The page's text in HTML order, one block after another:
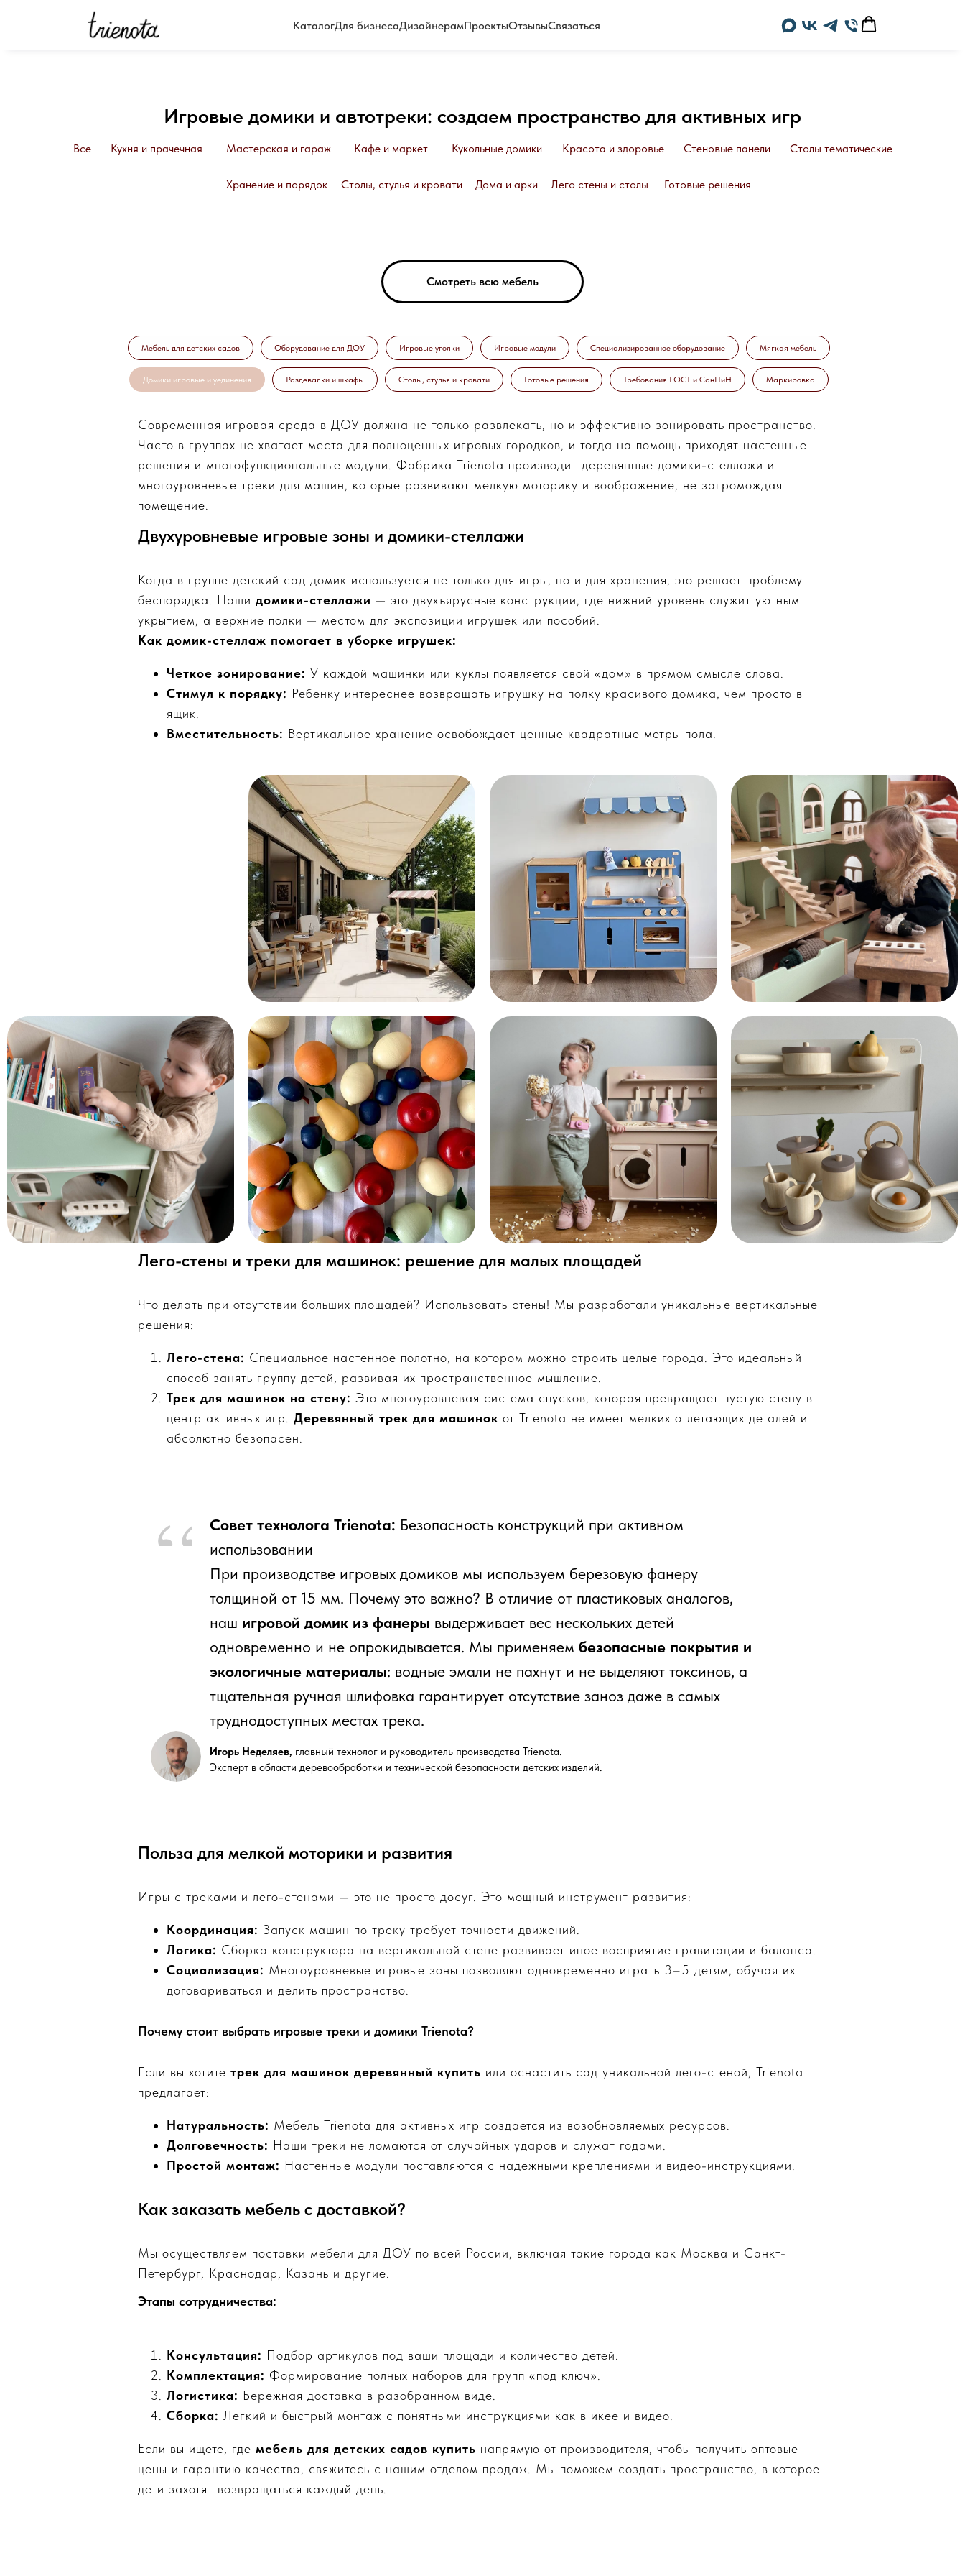
КаталогДля бизнесаДизайнерамПроектыОтзывыСвязаться
Игровые домики и автотреки: создаем пространство для активных игр
Столы тематические
Стеновые панели
Красота и здоровье
Кукольные домики
Кафе и маркет
Мастерская и гараж
Кухня и прачечная
Лего стены и столы Готовые решения
Дома и арки
Столы, стулья и кровати
Хранение и порядок
Все
Смотреть всю мебель
Мебель для детских садов Оборудование для ДОУ Игровые уголки Игровые модули Специализированное оборудование Мягкая мебель
Домики игровые и уединения Раздевалки и шкафы Столы, стулья и кровати Готовые решения Требования ГОСТ и СанПиН Маркировка
Современная игровая среда в ДОУ должна не только развлекать, но и эффективно зонировать пространство.
Часто в группах не хватает места для полноценных игровых городков, и тогда на помощь приходят настенные
решения и многофункциональные модули. Фабрика Trienota производит деревянные домики-стеллажи и
многоуровневые треки для машин, которые развивают мелкую моторику и воображение, не загромождая
помещение.
Двухуровневые игровые зоны и домики-стеллажи
Когда в группе детский сад домик используется не только для игры, но и для хранения, это решает проблему
беспорядка. Наши домики-стеллажи — это двухъярусные конструкции, где нижний уровень служит уютным
укрытием, а верхние полки — местом для экспозиции игрушек или пособий.
Как домик-стеллаж помогает в уборке игрушек:
Четкое зонирование: У каждой машинки или куклы появляется свой «дом» в прямом смысле слова.
Стимул к порядку: Ребенку интереснее возвращать игрушку на полку красивого домика, чем просто в
ящик.
Вместительность: Вертикальное хранение освобождает ценные квадратные метры пола.
Лего-стены и треки для машинок: решение для малых площадей
Что делать при отсутствии больших площадей? Использовать стены! Мы разработали уникальные вертикальные
решения:
Лего-стена: Специальное настенное полотно, на котором можно строить целые города. Это идеальный
способ занять группу детей, развивая их пространственное мышление.
Трек для машинок на стену: Это многоуровневая система спусков, которая превращает пустую стену в
центр активных игр. Деревянный трек для машинок от Trienota не имеет мелких отлетающих деталей и
абсолютно безопасен.
Совет технолога Trienota: Безопасность конструкций при активном
использовании
При производстве игровых домиков мы используем березовую фанеру
толщиной от 15 мм. Почему это важно? В отличие от пластиковых аналогов,
наш игровой домик из фанеры выдерживает вес нескольких детей
одновременно и не опрокидывается. Мы применяем безопасные покрытия и
экологичные материалы: водные эмали не пахнут и не выделяют токсинов, а
тщательная ручная шлифовка гарантирует отсутствие заноз даже в самых
труднодоступных местах трека.
Игорь Неделяев, главный технолог и руководитель производства Trienota.
Эксперт в области деревообработки и технической безопасности детских изделий.
Польза для мелкой моторики и развития
Игры с треками и лего-стенами — это не просто досуг. Это мощный инструмент развития:
Координация: Запуск машин по треку требует точности движений.
Логика: Сборка конструктора на вертикальной стене развивает иное восприятие гравитации и баланса.
Социализация: Многоуровневые игровые зоны позволяют одновременно играть 3–5 детям, обучая их
договариваться и делить пространство.
Почему стоит выбрать игровые треки и домики Trienota?
Если вы хотите трек для машинок деревянный купить или оснастить сад уникальной лего-стеной, Trienota
предлагает:
Натуральность: Мебель Trienota для активных игр создается из возобновляемых ресурсов.
Долговечность: Наши треки не ломаются от случайных ударов и служат годами.
Простой монтаж: Настенные модули поставляются с надежными креплениями и видео-инструкциями.
Как заказать мебель с доставкой?
Мы осуществляем поставки мебели для ДОУ по всей России, включая такие города как Москва и Санкт-
Петербург, Краснодар, Казань и другие.
Этапы сотрудничества:
Консультация: Подбор артикулов под ваши площади и количество детей.
Комплектация: Формирование полных наборов для групп «под ключ».
Логистика: Бережная доставка в разобранном виде.
Сборка: Легкий и быстрый монтаж с понятными инструкциями как в икее и видео.
Если вы ищете, где мебель для детских садов купить напрямую от производителя, чтобы получить оптовые
цены и гарантию качества, свяжитесь с нашим отделом продаж. Мы поможем создать пространство, в которое
дети захотят возвращаться каждый день.